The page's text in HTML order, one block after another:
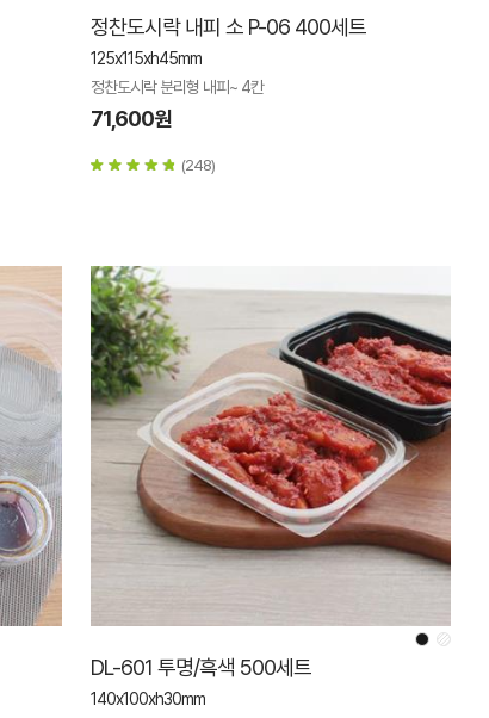
정찬도시락 내피 소 P-06 400세트
125x115xh45mm
정찬도시락 분리형 내피~ 4칸
71,600원
(248)
DL-601 투명/흑색 500세트
140x100xh30mm